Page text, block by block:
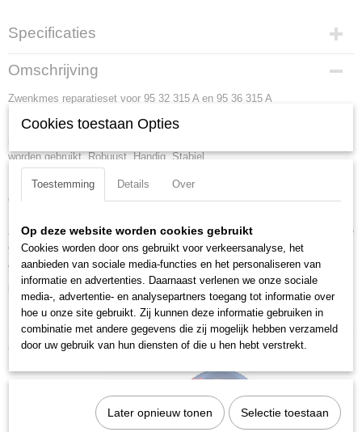
Specificaties
Productcode
95 39 315 A01
EAN code
95 39 315 A01
Netto gewicht
0,24 Kg
Afmetingen (l,b,h)
13,50 x 9 x 6,20 cm
Omschrijving
Zwenkmes reparatieset voor 95 32 315 A en 95 36 315 A
Knipt met staal gewapende kabels tot een diameter van 45 mm / 380
worden gebruikt. Robuust. Handig. Stabiel.
Eenvoudige bediening door gering gewicht (800 g) en compacte
constructie (315 mm lengte) ? kan ook in nauwe ruimtes gebruikt worden.
zonder te vervormen. Innovatieve driegang-tandkransaandrijving met hoge
overbrenging. Met steunvlak voor tijdens het snijden. Niet geschikt voor
ACSR-kabels en draadkabels!.
Downloads:
Datasheet specificaties
Ook interessant
Cookies toestaan Opties
Toestemming Details Over
Op deze website worden cookies gebruikt
Cookies worden door ons gebruikt voor verkeersanalyse, het
aanbieden van sociale media-functies en het personaliseren van
informatie en advertenties. Daarnaast verlenen we onze sociale
media-, advertentie- en analysepartners toegang tot informatie over
hoe u onze site gebruikt. Zij kunnen deze informatie gebruiken in
combinatie met andere gegevens die zij mogelijk hebben verzameld
door uw gebruik van hun diensten of die u hen hebt verstrekt.
Later opnieuw tonen Selectie toestaan